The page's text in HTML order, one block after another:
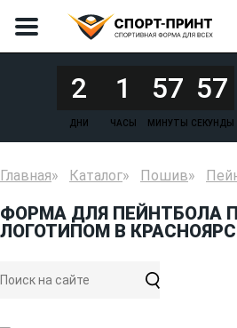
2
ДНИ
1
ЧАСЫ
57
МИНУТЫ
57
СЕКУНДЫ
Главная Каталог Пошив
ФОРМА ДЛЯ ПЕЙНТБОЛА
ЛОГОТИПОМ В